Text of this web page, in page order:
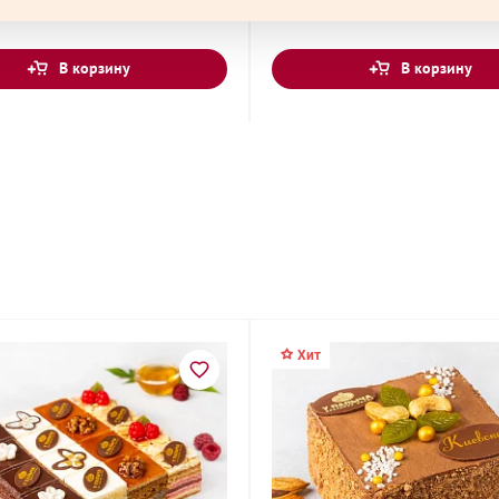
30
улица, 34
В корзину В корзину
Хит